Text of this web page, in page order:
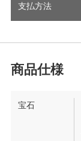
支払方法
宝石